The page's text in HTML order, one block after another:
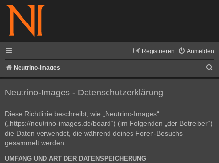
Anmelden
Registrieren
Neutrino-Images
u
Neutrino-Images - Datenschutzerklärung
Diese Richtlinie beschreibt, wie „Neutrino-Images“
(„https://neutrino-images.de/board“) (im Folgenden „der Betreiber“)
die Daten verwendet, die während deines Foren-Besuchs
gesammelt werden.
UMFANG UND ART DER DATENSPEICHERUNG